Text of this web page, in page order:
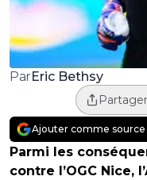
ParEric Bethsy
Ajouter comme
Parmi les
contre l’OGC Nice,